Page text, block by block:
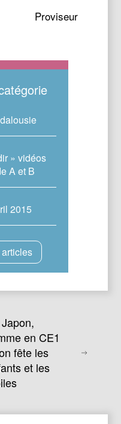
Proviseur
» vidéos
A et B
2015
en CE1
fête les
et les